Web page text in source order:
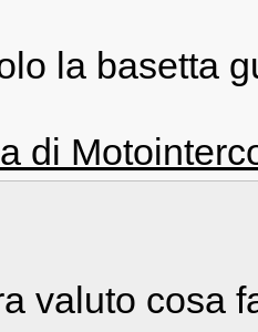
la basetta
di
valuto cosa